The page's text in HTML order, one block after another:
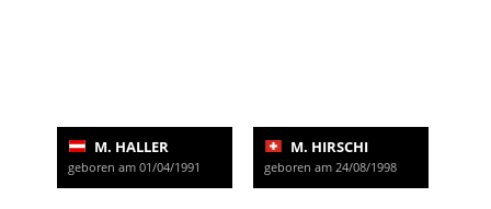
M. HALLER
geboren am 01/04/1991
M. HIRSCHI
geboren am 24/08/1998